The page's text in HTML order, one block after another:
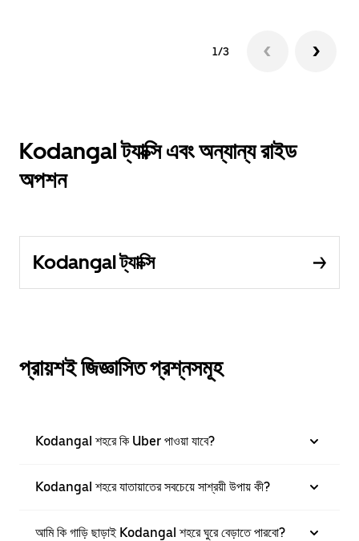
1/3
Kodangal ট্যাক্সি এবং অন্যান্য রাইড
অপশন
Kodangal ট্যাক্সি
প্রায়শই জিজ্ঞাসিত প্রশ্নসমূহ
Kodangal শহরে কি Uber পাওয়া যাবে?
Kodangal শহরে যাতায়াতের সবচেয়ে সাশ্রয়ী উপায় কী?
আমি কি গাড়ি ছাড়াই Kodangal শহরে ঘুরে বেড়াতে পারবো?